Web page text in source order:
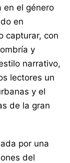
en el género
en
capturar, con
y
narrativo,
lectores un
y el
de la gran
por una
del